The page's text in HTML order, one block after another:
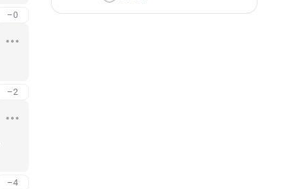
–0
–2
–4